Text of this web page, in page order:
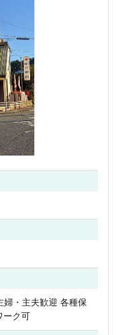
婦・主夫歓迎 各種保
ーク可